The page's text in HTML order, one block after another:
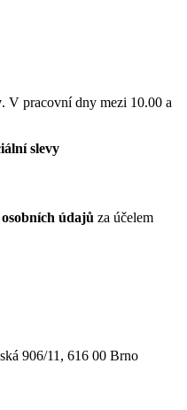
. V pracovní dny mezi 10.00 a
slevy
osobních údajů za účelem
906/11, 616 00 Brno